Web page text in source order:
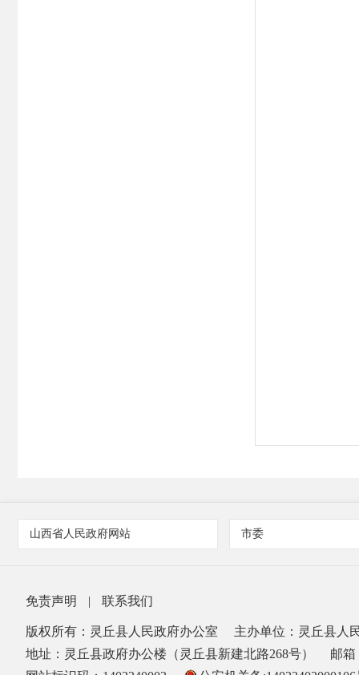
山西省人民政府网站 市委
免责声明 | 联系我们
版权所有：灵丘县人民政府办公室 主办单位：灵丘县人
地址：灵丘县政府办公楼（灵丘县新建北路268号）
邮箱